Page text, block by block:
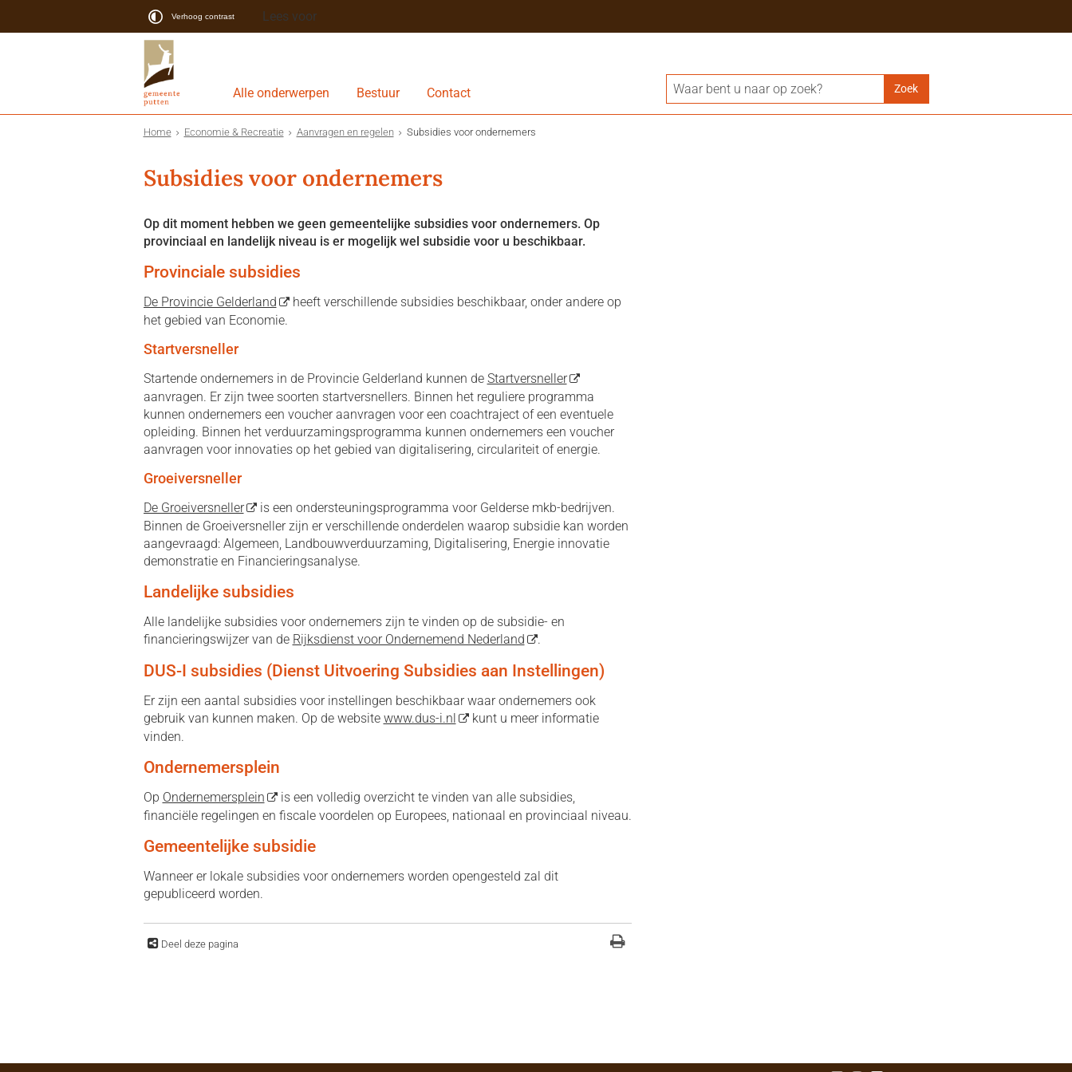
Verhoog contrast Lees voor
Alle onderwerpen Bestuur Contact
Home Economie & Recreatie Aanvragen en regelen Subsidies voor ondernemers
Subsidies voor ondernemers
Op dit moment hebben we geen gemeentelijke subsidies voor ondernemers. Op
provinciaal en landelijk niveau is er mogelijk wel subsidie voor u beschikbaar.
Provinciale subsidies
De Provincie Gelderland
heeft verschillende subsidies beschikbaar, onder andere op
het gebied van Economie.
Startversneller
Startende ondernemers in de Provincie Gelderland kunnen de Startversneller
aanvragen. Er zijn twee soorten startversnellers. Binnen het reguliere programma
kunnen ondernemers een voucher aanvragen voor een coachtraject of een eventuele
opleiding. Binnen het verduurzamingsprogramma kunnen ondernemers een voucher
aanvragen voor innovaties op het gebied van digitalisering, circulariteit of energie.
Groeiversneller
De Groeiversneller
is een ondersteuningsprogramma voor Gelderse mkb-bedrijven.
Binnen de Groeiversneller zijn er verschillende onderdelen waarop subsidie kan worden
aangevraagd: Algemeen, Landbouwverduurzaming, Digitalisering, Energie innovatie
demonstratie en Financieringsanalyse.
Landelijke subsidies
Alle landelijke subsidies voor ondernemers zijn te vinden op de subsidie- en
financieringswijzer van de Rijksdienst voor Ondernemend Nederland .
DUS-I subsidies (Dienst Uitvoering Subsidies aan Instellingen)
Er zijn een aantal subsidies voor instellingen beschikbaar waar ondernemers ook
gebruik van kunnen maken. Op de website www.dus-i.nl
kunt u meer informatie
vinden.
Ondernemersplein
Op Ondernemersplein
is een volledig overzicht te vinden van alle subsidies,
financiële regelingen en fiscale voordelen op Europees, nationaal en provinciaal niveau.
Gemeentelijke subsidie
Wanneer er lokale subsidies voor ondernemers worden opengesteld zal dit
gepubliceerd worden.
Deel deze pagina